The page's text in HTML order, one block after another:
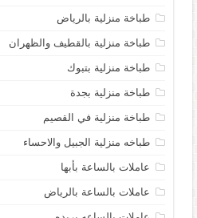
طباخة منزلية بالرياض
طباخة منزلية بالقطيف والظهران
طباخة منزلية بتبوك
طباخة منزلية بجدة
طباخة منزلية في القصيم
طباخه منزلية الجبيل والاحساء
عاملات بالساعة بأبها
عاملات بالساعة بالرياض